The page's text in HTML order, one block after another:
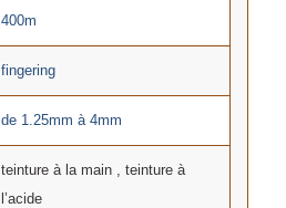
400m
fingering
de 1.25mm à 4mm
teinture à la main , teinture à
l’acide